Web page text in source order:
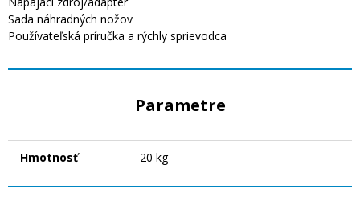
Sada náhradných nožov
Používateľská príručka a rýchly sprievodca
Parametre
Hmotnosť 20 kg